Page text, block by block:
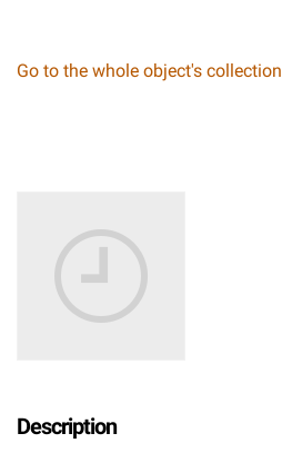
Go to the whole object's collection
Description